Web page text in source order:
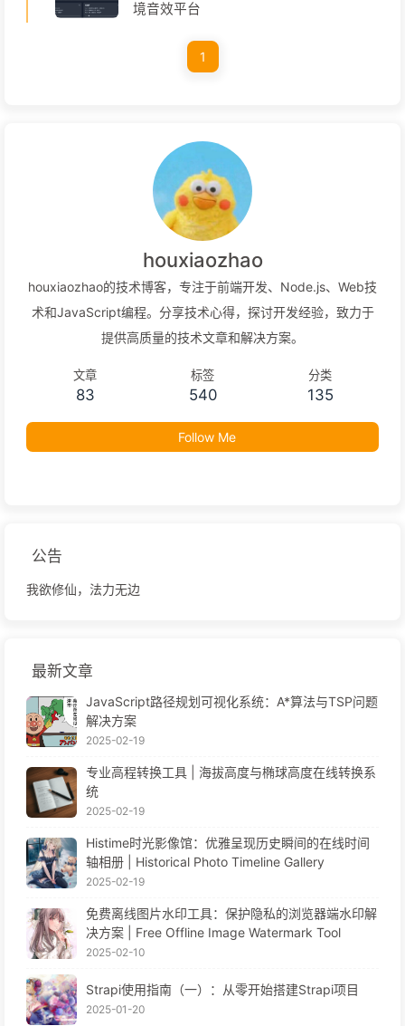
境音效平台
1
houxiaozhao
houxiaozhao的技术博客，专注于前端开发、Node.js、Web技
术和JavaScript编程。分享技术心得，探讨开发经验，致力于
提供高质量的技术文章和解决方案。
文章
83
标签
540
分类
135
Follow Me
公告
我欲修仙，法力无边
最新文章
JavaScript路径规划可视化系统：A*算法与TSP问题
解决方案
2025-02-19
专业高程转换工具 | 海拔高度与椭球高度在线转换系
统
2025-02-19
Histime时光影像馆：优雅呈现历史瞬间的在线时间
轴相册 | Historical Photo Timeline Gallery
2025-02-19
免费离线图片水印工具：保护隐私的浏览器端水印解
决方案 | Free Offline Image Watermark Tool
2025-02-10
Strapi使用指南（一）：从零开始搭建Strapi项目
2025-01-20